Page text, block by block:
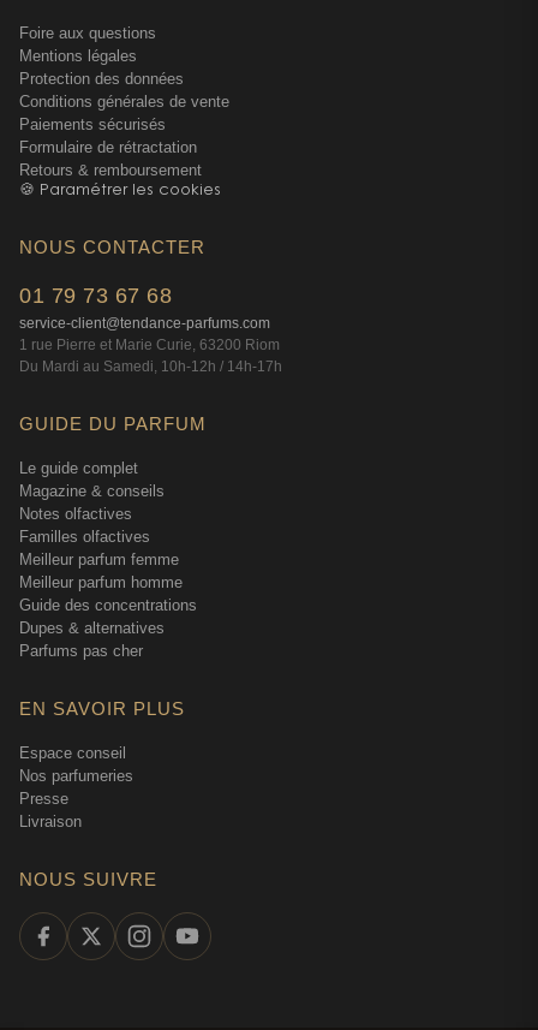
Foire aux questions
Mentions légales
Protection des données
Conditions générales de vente
Paiements sécurisés
Formulaire de rétractation
Retours & remboursement
🍪 Paramétrer les cookies
NOUS CONTACTER
01 79 73 67 68
service-client@tendance-parfums.com
1 rue Pierre et Marie Curie, 63200 Riom
Du Mardi au Samedi, 10h-12h / 14h-17h
GUIDE DU PARFUM
Le guide complet
Magazine & conseils
Notes olfactives
Familles olfactives
Meilleur parfum femme
Meilleur parfum homme
Guide des concentrations
Dupes & alternatives
Parfums pas cher
EN SAVOIR PLUS
Espace conseil
Nos parfumeries
Presse
Livraison
NOUS SUIVRE